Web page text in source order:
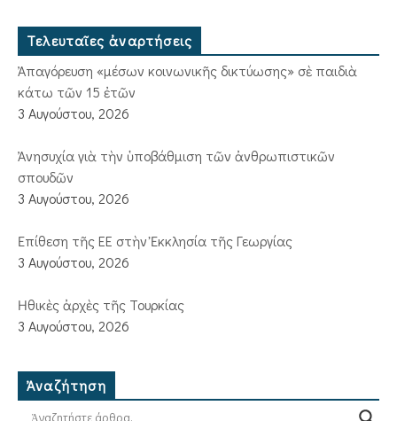
Τελευταῖες ἀναρτήσεις
Ἀπαγόρευση «μέσων κοινωνικῆς δικτύωσης» σὲ παιδιὰ
κάτω τῶν 15 ἐτῶν
3 Αυγούστου, 2026
Ἀνησυχία γιὰ τὴν ὑποβάθμιση τῶν ἀνθρωπιστικῶν
σπουδῶν
3 Αυγούστου, 2026
Ἐπίθεση τῆς ΕΕ στὴν Ἐκκλησία τῆς Γεωργίας
3 Αυγούστου, 2026
Ἠθικὲς ἀρχὲς τῆς Τουρκίας
3 Αυγούστου, 2026
Ἀναζήτηση